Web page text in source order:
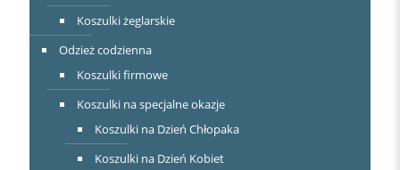
Koszulki żeglarskie
Odzież codzienna
Koszulki firmowe
Koszulki na specjalne okazje
Koszulki na Dzień Chłopaka
Koszulki na Dzień Kobiet